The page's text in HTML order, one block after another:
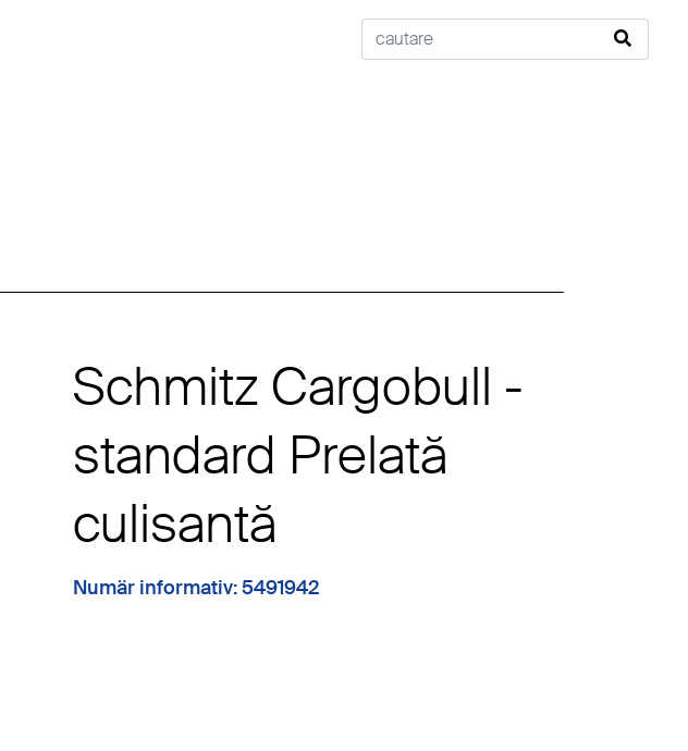
Schmitz Cargobull -
standard Prelată
culisantă
Numär informativ: 5491942